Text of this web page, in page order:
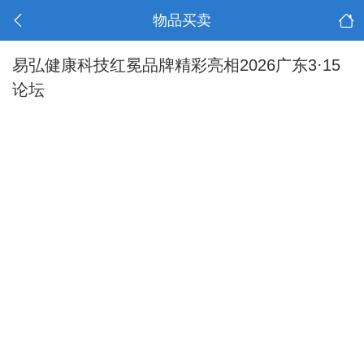
物品买卖
易弘健康科技红冕品牌精彩亮相2026广东3·15
论坛